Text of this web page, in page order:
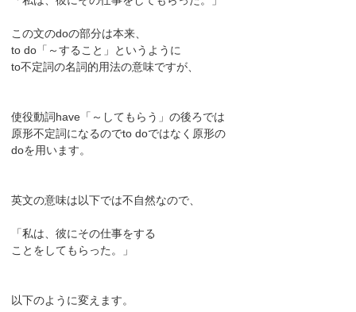
この文のdoの部分は本来、
to do「～すること」というように
to不定詞の名詞的用法の意味ですが、
使役動詞have「～してもらう」の後ろでは
原形不定詞になるのでto doではなく原形の
doを用います。
英文の意味は以下では不自然なので、
「私は、彼にその仕事をする
ことをしてもらった。」
以下のように変えます。